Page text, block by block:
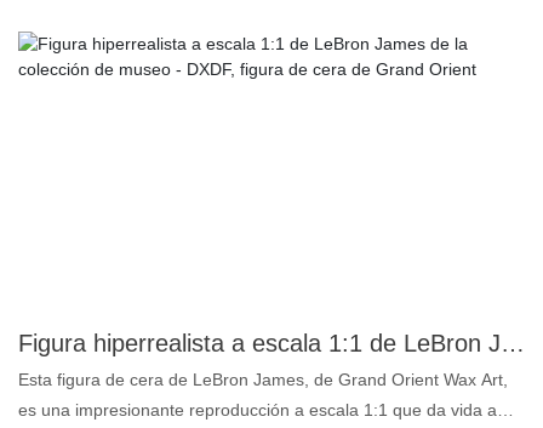
Figura hiperrealista a escala 1:1 de LeBron James de la colección de museo - DXDF, figura de cera de Grand Orient
Esta figura de cera de LeBron James, de Grand Orient Wax Art,
es una impresionante reproducción a escala 1:1 que da vida a